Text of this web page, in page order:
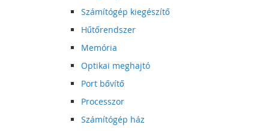
Számítógép kiegészítő
Hűtőrendszer
Memória
Optikai meghajtó
Port bővítő
Processzor
Számítógép ház